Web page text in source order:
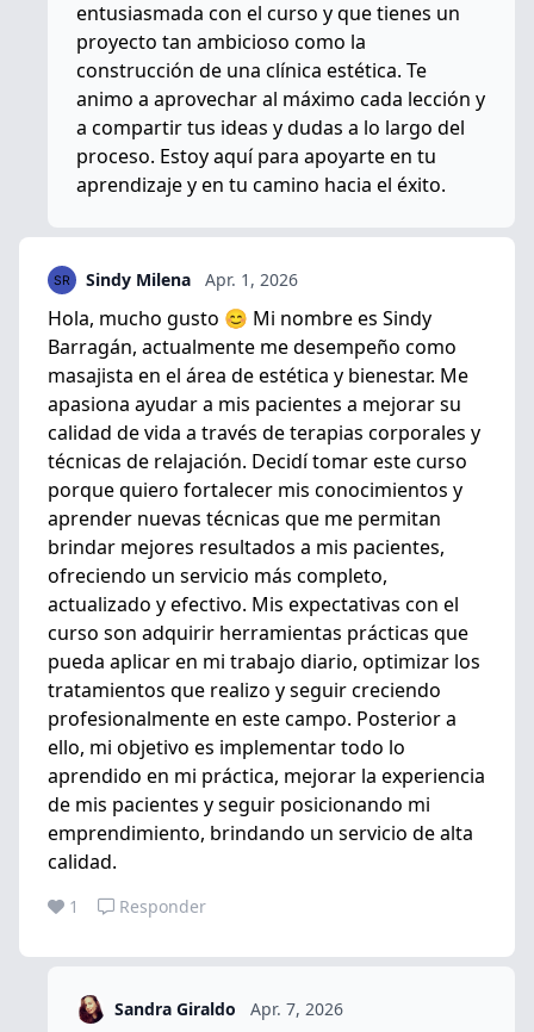
entusiasmada con el curso y que tienes un
proyecto tan ambicioso como la
construcción de una clínica estética. Te
animo a aprovechar al máximo cada lección y
a compartir tus ideas y dudas a lo largo del
proceso. Estoy aquí para apoyarte en tu
aprendizaje y en tu camino hacia el éxito.
Sindy Milena Apr. 1, 2026
Hola, mucho gusto 😊 Mi nombre es Sindy
Barragán, actualmente me desempeño como
masajista en el área de estética y bienestar. Me
apasiona ayudar a mis pacientes a mejorar su
calidad de vida a través de terapias corporales y
técnicas de relajación. Decidí tomar este curso
porque quiero fortalecer mis conocimientos y
aprender nuevas técnicas que me permitan
brindar mejores resultados a mis pacientes,
ofreciendo un servicio más completo,
actualizado y efectivo. Mis expectativas con el
curso son adquirir herramientas prácticas que
pueda aplicar en mi trabajo diario, optimizar los
tratamientos que realizo y seguir creciendo
profesionalmente en este campo. Posterior a
ello, mi objetivo es implementar todo lo
aprendido en mi práctica, mejorar la experiencia
de mis pacientes y seguir posicionando mi
emprendimiento, brindando un servicio de alta
calidad.
1 Responder
Sandra Giraldo Apr. 7, 2026